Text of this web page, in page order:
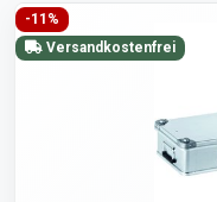
-11%
Versandkostenfrei